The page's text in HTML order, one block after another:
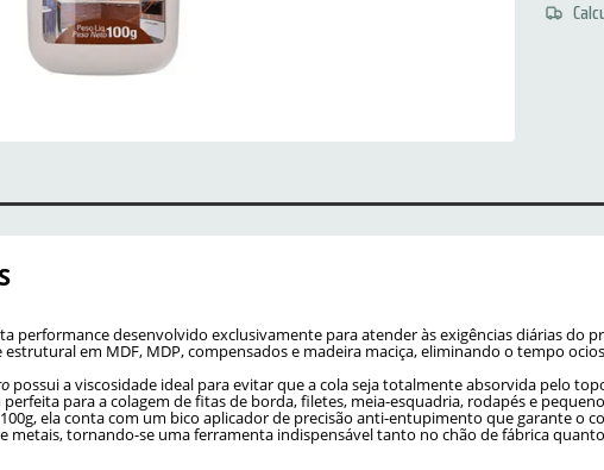
performance desenvolvido exclusivamente para atender às exigências diárias do
em MDF, MDP, compensados e madeira maciça, eliminando o tempo
possui a viscosidade ideal para evitar que a cola seja totalmente absorvida pelo
para a colagem de fitas de borda, filetes, meia-esquadria, rodapés e
ela conta com um bico aplicador de precisão anti-entupimento que garante o
metais, tornando-se uma ferramenta indispensável tanto no chão de fábrica